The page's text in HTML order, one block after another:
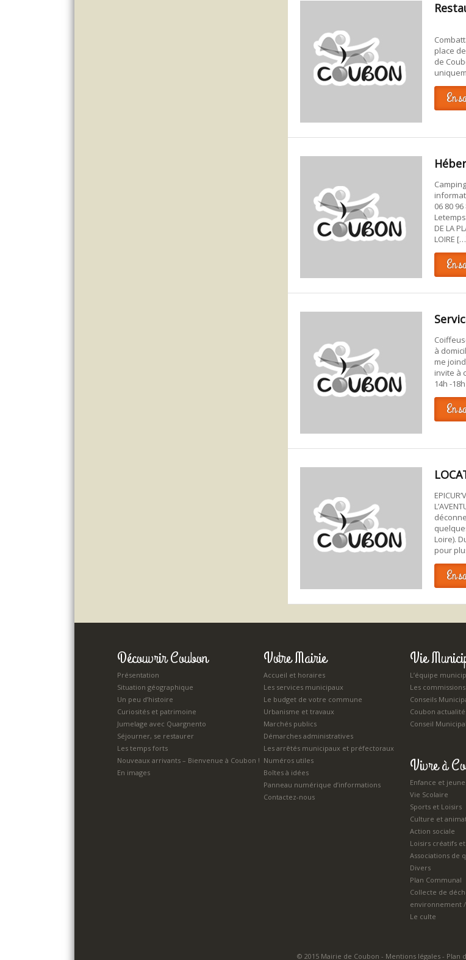
place
de
En
06 80
DE LA
LOIRE
En
à
me
invite à
14h -
En
Loire).
pour
En
Découvrir Coubon
Présentation
Situation géographique
Un peu d’histoire
Curiosités et patrimoine
Jumelage avec Quargnento
Séjourner, se restaurer
Les temps forts
Nouveaux arrivants – Bienvenue à Coubon !
En images
Votre Mairie
Accueil et horaires
Les services municipaux
Le budget de votre commune
Urbanisme et travaux
Marchés publics
Démarches administratives
Les arrêtés municipaux et préfectoraux
Numéros utiles
Boîtes à idées
Panneau numérique d’informations
Contactez-nous
Vie
L’équipe
Les commissions
Conseils
Coubon
Conseil
Vivre à
Enfance et
Vie Scolaire
Sports et Loisirs
Culture et
Action sociale
Loisirs créatifs
Associations de
Divers
Plan Communal
Collecte de
environnement
Le culte
© 2015 Mairie de Coubon - Mentions légales - Plan